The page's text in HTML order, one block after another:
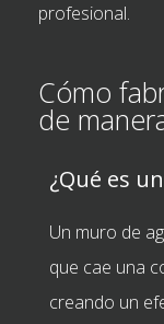
profesional.
Cómo
de
¿Qué es
Un muro de
que cae una
creando un